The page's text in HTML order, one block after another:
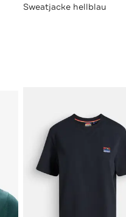
Sweatjacke hellblau